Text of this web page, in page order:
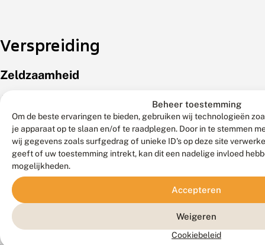
Beheer toestemming
Om de beste ervaringen te bieden, gebruiken wij technologieën
je apparaat op te slaan en/of te raadplegen. Door in te stemmen
wij gegevens zoals surfgedrag of unieke ID's op deze site
geeft of uw toestemming intrekt, kan dit een nadelige invloed
mogelijkheden.
Accepteren
Weigeren
Cookiebeleid
Verspreiding
Zeldzaamheid
Algemeen.
Komt
verspreid
over
het
land
voor;
sommige
vliegplaatsen